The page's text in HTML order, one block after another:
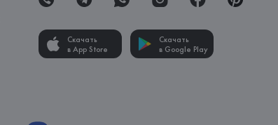
Скачать
в App Store
Скачать
в Google Play